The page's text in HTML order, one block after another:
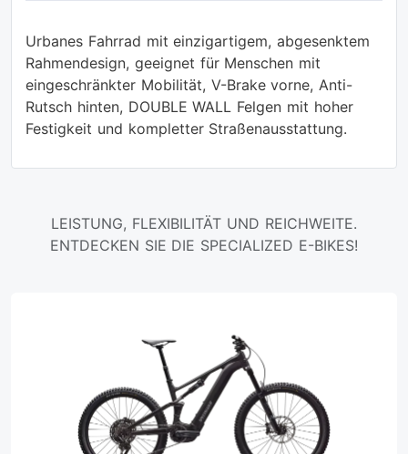
Urbanes Fahrrad mit einzigartigem, abgesenktem
Rahmendesign, geeignet für Menschen mit
eingeschränkter Mobilität, V-Brake vorne, Anti-
Rutsch hinten, DOUBLE WALL Felgen mit hoher
Festigkeit und kompletter Straßenausstattung.
LEISTUNG, FLEXIBILITÄT UND REICHWEITE.
ENTDECKEN SIE DIE SPECIALIZED E-BIKES!